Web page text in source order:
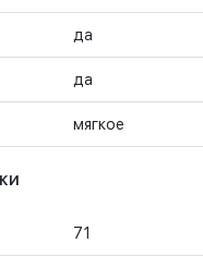
да
да
мягкое
71